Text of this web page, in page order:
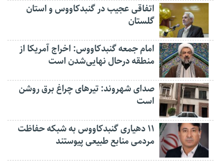
اتفاقی عجیب در‌ گنبدکاووس و استان
گلستان
امام جمعه گنبدکاووس: اخراج آمریکا از
منطقه درحال نهایی‌شدن است
صدای شهروند: تیرهای چراغ برق روشن
است
۱۱ دهیاری گنبدکاووس به شبکه حفاظت
مردمی منابع طبیعی پیوستند